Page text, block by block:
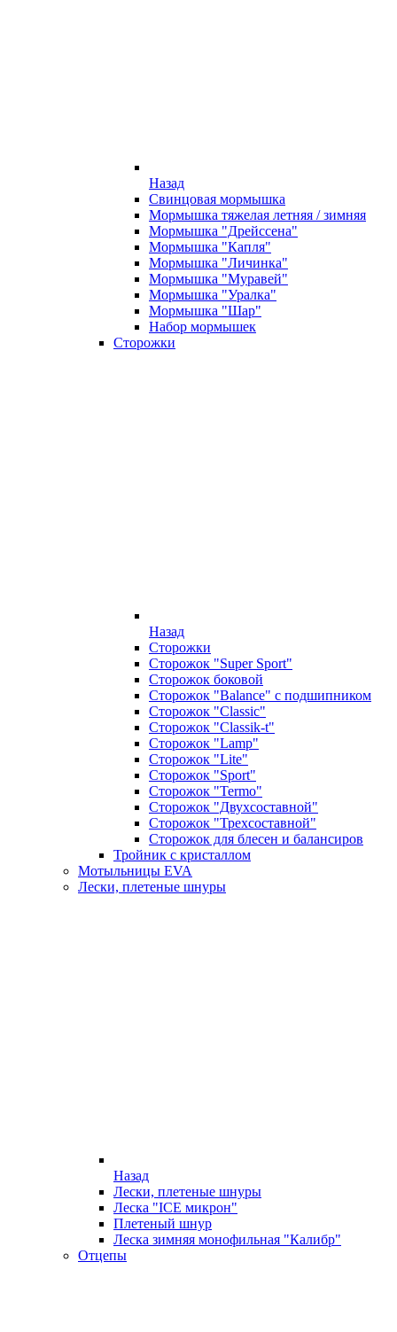
Назад
Свинцовая мормышка
Мормышка тяжелая летняя / зимняя
Мормышка "Дрейссена"
Мормышка "Капля"
Мормышка "Личинка"
Мормышка "Муравей"
Мормышка "Уралка"
Мормышка "Шар"
Набор мормышек
Сторожки
Назад
Сторожки
Сторожок "Super Sport"
Сторожок боковой
Сторожок "Balance" с подшипником
Сторожок "Classic"
Сторожок "Classik-t"
Сторожок "Lamp"
Сторожок "Lite"
Сторожок "Sport"
Сторожок "Termo"
Сторожок "Двухсоставной"
Сторожок "Трехсоставной"
Сторожок для блесен и балансиров
Тройник с кристаллом
Мотыльницы EVA
Лески, плетеные шнуры
Назад
Лески, плетеные шнуры
Леска "ICE микрон"
Плетеный шнур
Леска зимняя монофильная "Калибр"
Отцепы